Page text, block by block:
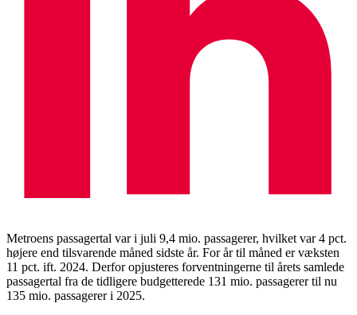
Metroens passagertal var i juli 9,4 mio. passagerer, hvilket var 4 pct.
højere end tilsvarende måned sidste år. For år til måned er væksten
11 pct. ift. 2024. Derfor opjusteres forventningerne til årets samlede
passagertal fra de tidligere budgetterede 131 mio. passagerer til nu
135 mio. passagerer i 2025.